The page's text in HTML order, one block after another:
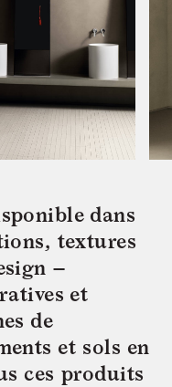
dans
textures
–
et
de
et sols en
ces produits